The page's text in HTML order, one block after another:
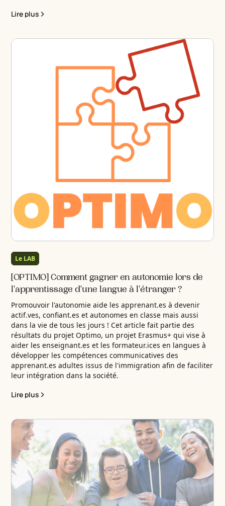
Lire plus
Le LAB
[OPTIMO] Comment gagner en autonomie lors de
l'apprentissage d'une langue à l'étranger ?
Promouvoir l'autonomie aide les apprenant.es à devenir
actif.ves, confiant.es et autonomes en classe mais aussi
dans la vie de tous les jours ! Cet article fait partie des
résultats du projet Optimo, un projet Erasmus+ qui vise à
aider les enseignant.es et les formateur.ices en langues à
développer les compétences communicatives des
apprenant.es adultes issus de l'immigration afin de faciliter
leur intégration dans la société.
Lire plus